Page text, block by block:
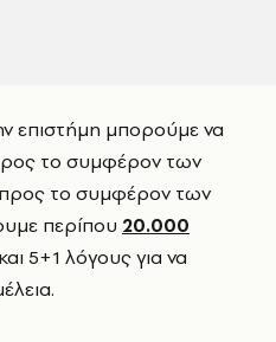
επιστήμη μπορούμε να
το συμφέρον των
το συμφέρον των
περίπου 20.000
5+1 λόγους για να